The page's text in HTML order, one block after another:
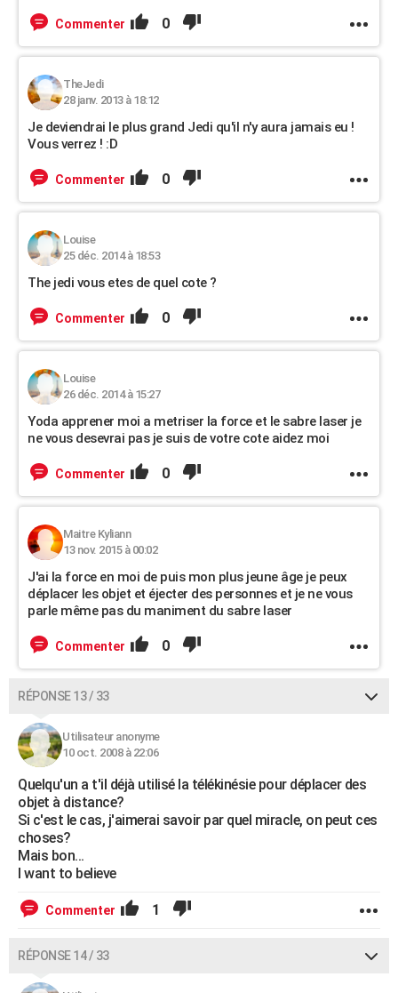
Commenter 0
TheJedi
28 janv. 2013 à 18:12
Je deviendrai le plus grand Jedi qu'il n'y aura jamais eu !
Vous verrez ! :D
Commenter 0
Louise
25 déc. 2014 à 18:53
The jedi vous etes de quel cote ?
Commenter 0
Louise
26 déc. 2014 à 15:27
Yoda apprener moi a metriser la force et le sabre laser je
ne vous desevrai pas je suis de votre cote aidez moi
Commenter 0
Maitre Kyliann
13 nov. 2015 à 00:02
J'ai la force en moi de puis mon plus jeune âge je peux
déplacer les objet et éjecter des personnes et je ne vous
parle même pas du maniment du sabre laser
Commenter 0
RÉPONSE 13 / 33
Utilisateur anonyme
10 oct. 2008 à 22:06
Quelqu'un a t'il déjà utilisé la télékinésie pour déplacer des
objet à distance?
Si c'est le cas, j'aimerai savoir par quel miracle, on peut ces
choses?
Mais bon...
I want to believe
Commenter 1
RÉPONSE 14 / 33